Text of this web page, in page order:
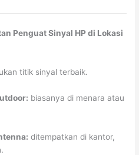
Penguat Sinyal HP di Lokasi
titik sinyal terbaik.
biasanya di menara atau
ditempatkan di kantor,